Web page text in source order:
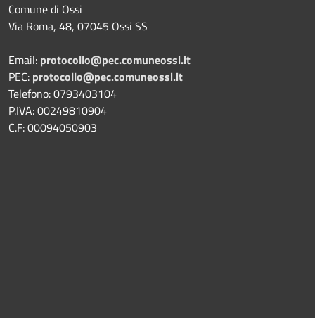
Comune di Ossi
Via Roma, 48, 07045 Ossi SS
Email: protocollo@pec.comuneossi.it
PEC: protocollo@pec.comuneossi.it
Telefono: 0793403104
P.IVA: 00249810904
C.F: 00094050903